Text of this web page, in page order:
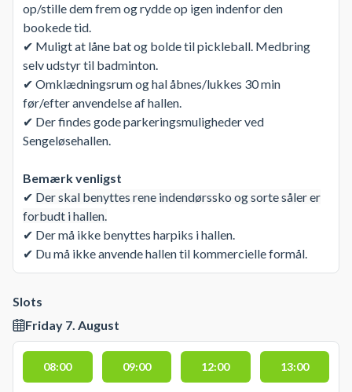
op/stille dem frem og rydde op igen indenfor den
bookede tid.
✔ Muligt at låne bat og bolde til pickleball. Medbring
selv udstyr til badminton.
✔ Omklædningsrum og hal åbnes/lukkes 30 min
før/efter anvendelse af hallen.
✔ Der findes gode parkeringsmuligheder ved
Sengeløsehallen.
Bemærk venligst
✔ Der skal benyttes rene indendørssko og sorte såler er
forbudt i hallen.
✔ Der må ikke benyttes harpiks i hallen.
✔ Du må ikke anvende hallen til kommercielle formål.
Slots
Friday 7. August
08:00 09:00 12:00 13:00